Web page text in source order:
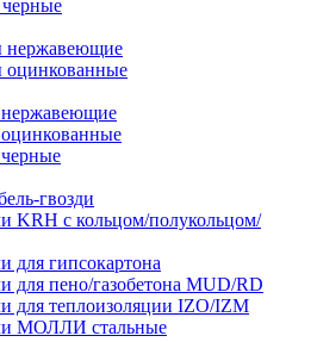
нержавеющие
гвозди
KRH с кольцом/полукольцом/
для гипсокартона
для пено/газобетона MUD/RD
для теплоизоляции IZO/IZM
МОЛЛИ стальные